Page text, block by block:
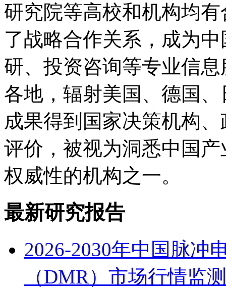
研究院等高校和机构均
了战略合作关系，成为
研、投资咨询等专业信
各地，辐射美国、德国
成果得到国家决策机构
评价，被视为洞悉中国
权威性的机构之一。
最新研究报告
2026-2030年中国脉冲
（DMR）市场行情监